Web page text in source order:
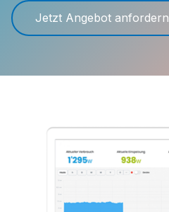
Jetzt Angebot anfordern